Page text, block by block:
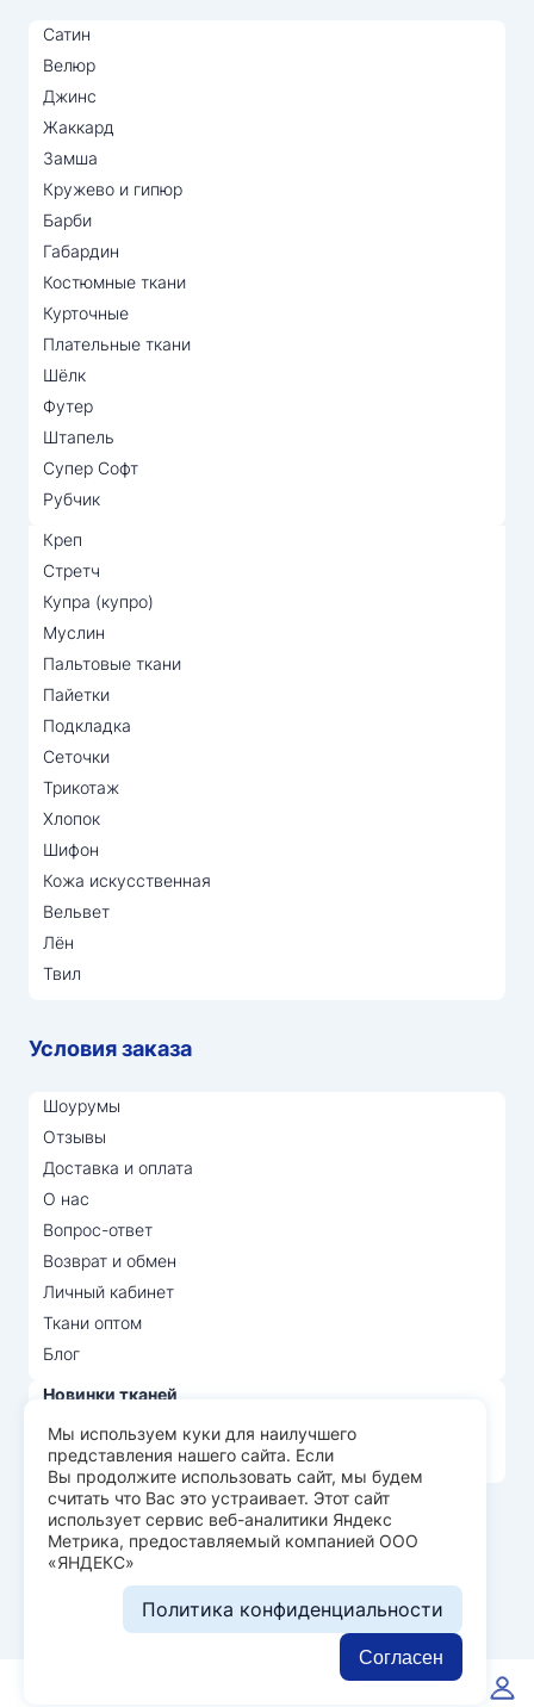
Сатин
Велюр
Джинс
Жаккард
Замша
Кружево и гипюр
Барби
Габардин
Костюмные ткани
Курточные
Плательные ткани
Шёлк
Футер
Штапель
Супер Софт
Рубчик
Креп
Стретч
Купра (купро)
Муслин
Пальтовые ткани
Пайетки
Подкладка
Сеточки
Трикотаж
Хлопок
Шифон
Кожа искусственная
Вельвет
Лён
Твил
Условия заказа
Шоурумы
Отзывы
Доставка и оплата
О нас
Вопрос-ответ
Возврат и обмен
Личный кабинет
Ткани оптом
Блог
Новинки тканей
Распродажа тканей
Лидеры продаж
© Арт Текс — продажа тканей оптом, 2026
Пользовательское соглашение
Политика конфиденциальности
Разработка сайта —
Мы используем куки для наилучшего
представления нашего сайта. Если
Вы продолжите использовать сайт, мы будем
считать что Вас это устраивает. Этот сайт
использует сервис веб-аналитики Яндекс
Метрика, предоставляемый компанией ООО
«ЯНДЕКС»
Политика конфиденциальности
Согласен